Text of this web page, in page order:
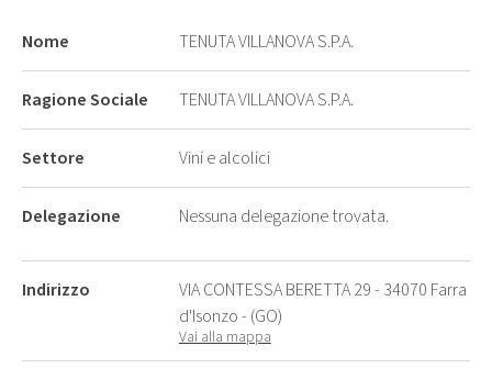
Nome TENUTA VILLANOVA S.P.A.
Ragione Sociale TENUTA VILLANOVA S.P.A.
Settore Vini e alcolici
Delegazione Nessuna delegazione trovata.
Indirizzo
VIA CONTESSA BERETTA 29 - 34070 Farra
d'Isonzo - (GO)
Vai alla mappa